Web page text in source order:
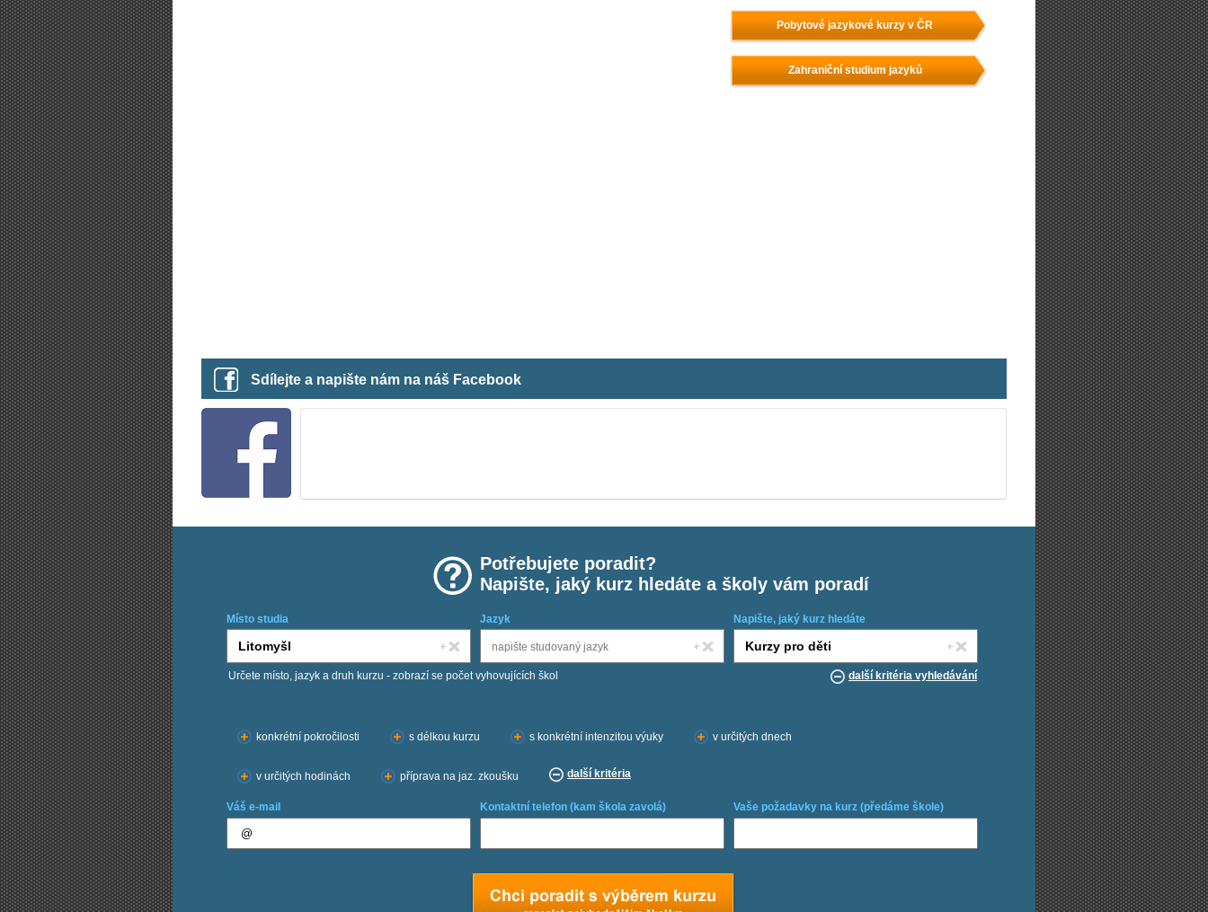
Pobytové jazykové kurzy v ČR
Zahraniční studium jazyků
Sdílejte a napište nám na náš Facebook
Potřebujete poradit?
Napište, jaký kurz hledáte a školy vám poradí
Místo studia Jazyk Napište, jaký kurz hledáte
Určete místo, jazyk a druh kurzu - zobrazí se počet vyhovujících škol další kritéria vyhledávání
konkrétní pokročilosti
s délkou kurzu s konkrétní intenzitou výuky v určitých dnech
v určitých hodinách příprava na jaz. zkoušku další kritéria
Váš e-mail Kontaktní telefon (kam škola zavolá) Vaše požadavky na kurz (předáme škole)